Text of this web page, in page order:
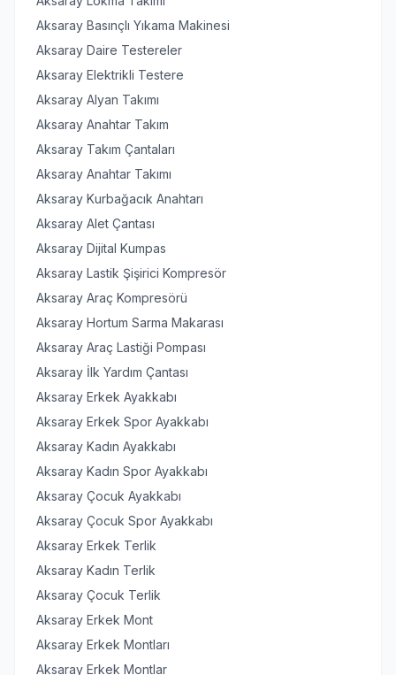
Aksaray Basınçlı Yıkama Makinesi
Aksaray Daire Testereler
Aksaray Elektrikli Testere
Aksaray Alyan Takımı
Aksaray Anahtar Takım
Aksaray Takım Çantaları
Aksaray Anahtar Takımı
Aksaray Kurbağacık Anahtarı
Aksaray Alet Çantası
Aksaray Dijital Kumpas
Aksaray Lastik Şişirici Kompresör
Aksaray Araç Kompresörü
Aksaray Hortum Sarma Makarası
Aksaray Araç Lastiği Pompası
Aksaray İlk Yardım Çantası
Aksaray Erkek Ayakkabı
Aksaray Erkek Spor Ayakkabı
Aksaray Kadın Ayakkabı
Aksaray Kadın Spor Ayakkabı
Aksaray Çocuk Ayakkabı
Aksaray Çocuk Spor Ayakkabı
Aksaray Erkek Terlik
Aksaray Kadın Terlik
Aksaray Çocuk Terlik
Aksaray Erkek Mont
Aksaray Erkek Montları
Aksaray Erkek Montlar